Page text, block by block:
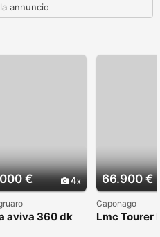
annuncio
€ 4
aviva 360 dk
66.900 €
Caponago
Lmc Tourer